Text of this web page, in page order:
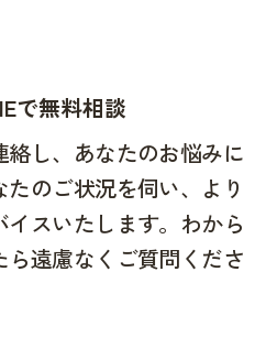
で無料相談
し、あなたのお悩みに
のご状況を伺い、より
スいたします。わから
遠慮なくご質問くださ